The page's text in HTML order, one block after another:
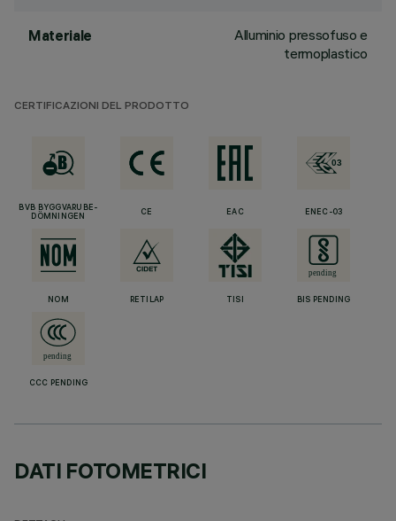
Materiale
Alluminio pressofuso e
termoplastico
CERTIFICAZIONI DEL PRODOTTO
BVB BYGGVARUBE-
DÖMNINGEN
CE EAC ENEC-03
NOM RETILAP TISI BIS PENDING
CCC PENDING
DATI FOTOMETRICI